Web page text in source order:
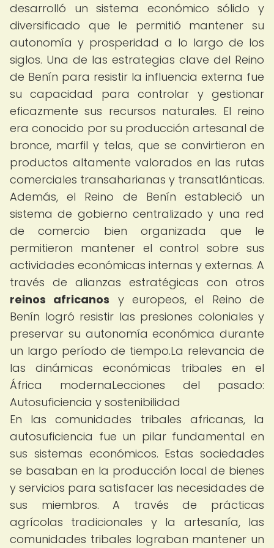
desarrolló un sistema económico sólido y
diversificado que le permitió mantener su
autonomía y prosperidad a lo largo de los
siglos. Una de las estrategias clave del Reino
de Benín para resistir la influencia externa fue
su capacidad para controlar y gestionar
eficazmente sus recursos naturales. El reino
era conocido por su producción artesanal de
bronce, marfil y telas, que se convirtieron en
productos altamente valorados en las rutas
comerciales transaharianas y transatlánticas.
Además, el Reino de Benín estableció un
sistema de gobierno centralizado y una red
de comercio bien organizada que le
permitieron mantener el control sobre sus
actividades económicas internas y externas. A
través de alianzas estratégicas con otros
reinos africanos y europeos, el Reino de
Benín logró resistir las presiones coloniales y
preservar su autonomía económica durante
un largo período de tiempo.La relevancia de
las dinámicas económicas tribales en el
África modernaLecciones del pasado:
Autosuficiencia y sostenibilidad
En las comunidades tribales africanas, la
autosuficiencia fue un pilar fundamental en
sus sistemas económicos. Estas sociedades
se basaban en la producción local de bienes
y servicios para satisfacer las necesidades de
sus miembros. A través de prácticas
agrícolas tradicionales y la artesanía, las
comunidades tribales lograban mantener un